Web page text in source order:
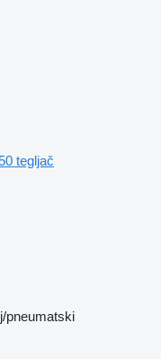
tegljač
pneumatski